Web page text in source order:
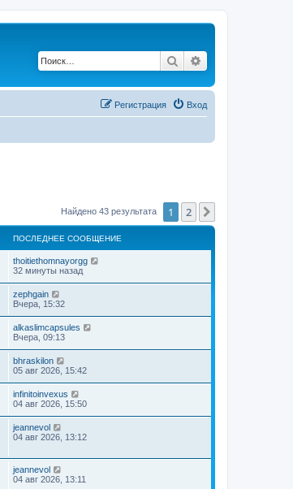
Поиск
Вход
Регистрация
Найдено 43 результата 1 2
ПОСЛЕДНЕЕ СООБЩЕНИЕ
thoitiethomnayorgg
32 минуты назад
zephgain
Вчера, 15:32
alkaslimcapsules
Вчера, 09:13
bhraskilon
05 авг 2026, 15:42
infinitoinvexus
04 авг 2026, 15:50
jeannevol
04 авг 2026, 13:12
jeannevol
04 авг 2026, 13:11